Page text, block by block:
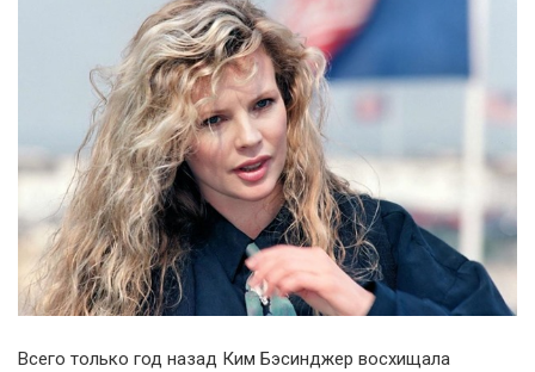
Всего только год назад Ким Бэсинджер восхищала